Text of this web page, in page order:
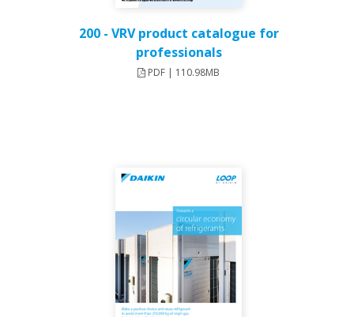
200 - VRV product catalogue for
professionals
PDF | 110.98MB